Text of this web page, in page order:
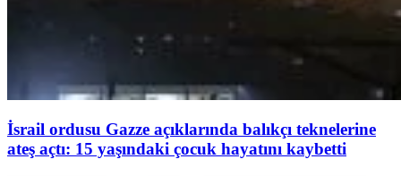
İsrail ordusu Gazze açıklarında balıkçı teknelerine
ateş açtı: 15 yaşındaki çocuk hayatını kaybetti